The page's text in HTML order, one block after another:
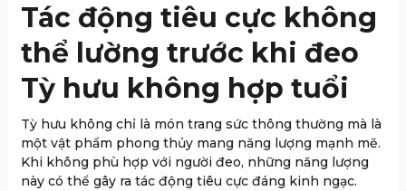
Tác động tiêu cực không
thể lường trước khi đeo
Tỳ hưu không hợp tuổi
Tỳ hưu không chỉ là món trang sức thông thường mà là
một vật phẩm phong thủy mang năng lượng mạnh mẽ.
Khi không phù hợp với người đeo, những năng lượng
này có thể gây ra tác động tiêu cực đáng kinh ngạc.